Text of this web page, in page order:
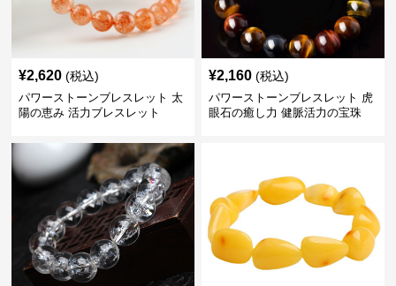
¥2,620 (税込)
パワーストーンブレスレット 太
陽の恵み 活力ブレスレット
¥2,160 (税込)
パワーストーンブレスレット 虎
眼石の癒し力 健脈活力の宝珠